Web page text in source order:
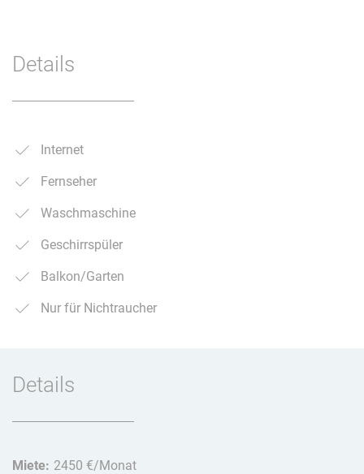
Details
Internet
Fernseher
Waschmaschine
Geschirrspüler
Balkon/Garten
Nur für Nichtraucher
Details
Miete: 2450 €/Monat